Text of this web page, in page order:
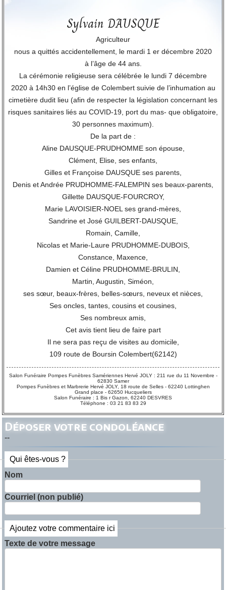
Sylvain DAUSQUE
Agriculteur
nous a quittés accidentellement, le mardi 1 er décembre 2020
à l’âge de 44 ans.
La cérémonie religieuse sera célébrée le lundi 7 décembre
2020 à 14h30 en l’église de Colembert suivie de l’inhumation au
cimetière dudit lieu (afin de respecter la législation concernant les
risques sanitaires liés au COVID-19, port du mas- que obligatoire,
30 personnes maximum).
De la part de :
Aline DAUSQUE-PRUDHOMME son épouse,
Clément, Elise, ses enfants,
Gilles et Françoise DAUSQUE ses parents,
Denis et Andrée PRUDHOMME-FALEMPIN ses beaux-parents,
Gillette DAUSQUE-FOURCROY,
Marie LAVOISIER-NOEL ses grand-mères,
Sandrine et José GUILBERT-DAUSQUE,
Romain, Camille,
Nicolas et Marie-Laure PRUDHOMME-DUBOIS,
Constance, Maxence,
Damien et Céline PRUDHOMME-BRULIN,
Martin, Augustin, Siméon,
ses sœur, beaux-frères, belles-sœurs, neveux et nièces,
Ses oncles, tantes, cousins et cousines,
Ses nombreux amis,
Cet avis tient lieu de faire part
Il ne sera pas reçu de visites au domicile,
109 route de Boursin Colembert(62142)
Salon Funéraire Pompes Funèbres Samériennes Hervé JOLY : 211 rue du 11 Novembre -
62830 Samer
Pompes Funèbres et Marbrerie Hervé JOLY, 18 route de Selles - 62240 Lottinghen
Grand place - 62650 Hucqueliers
Salon Funéraire : 1 Bis r Gazon, 62240 DESVRES
Téléphone : 03 21 83 83 29
Déposer votre condoléance
--
Qui êtes-vous ?
Nom
Courriel (non publié)
Ajoutez votre commentaire ici
Texte de votre message